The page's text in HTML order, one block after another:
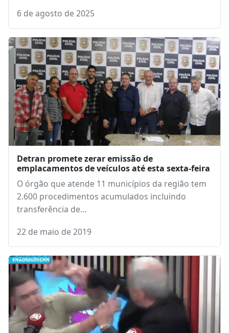
6 de agosto de 2025
Detran promete zerar emissão de
emplacamentos de veículos até esta sexta-feira
O órgão que atende 11 municípios da região tem
2.600 procedimentos acumulados incluindo
transferência de…
22 de maio de 2019